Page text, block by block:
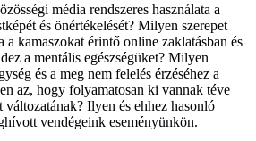
média rendszeres használata a
és önértékelését? Milyen szerepet
a kamaszokat érintő online zaklatásban és
a mentális egészségüket? Milyen
és a meg nem felelés érzéséhez a
az, hogy folyamatosan ki vannak téve
Ilyen és ehhez hasonló
vendégeink eseményünkön.